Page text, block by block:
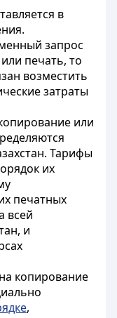
в
запрос
печать, то
возместить
затраты
или
Тарифы
их
печатных
всей
и
копирование
,